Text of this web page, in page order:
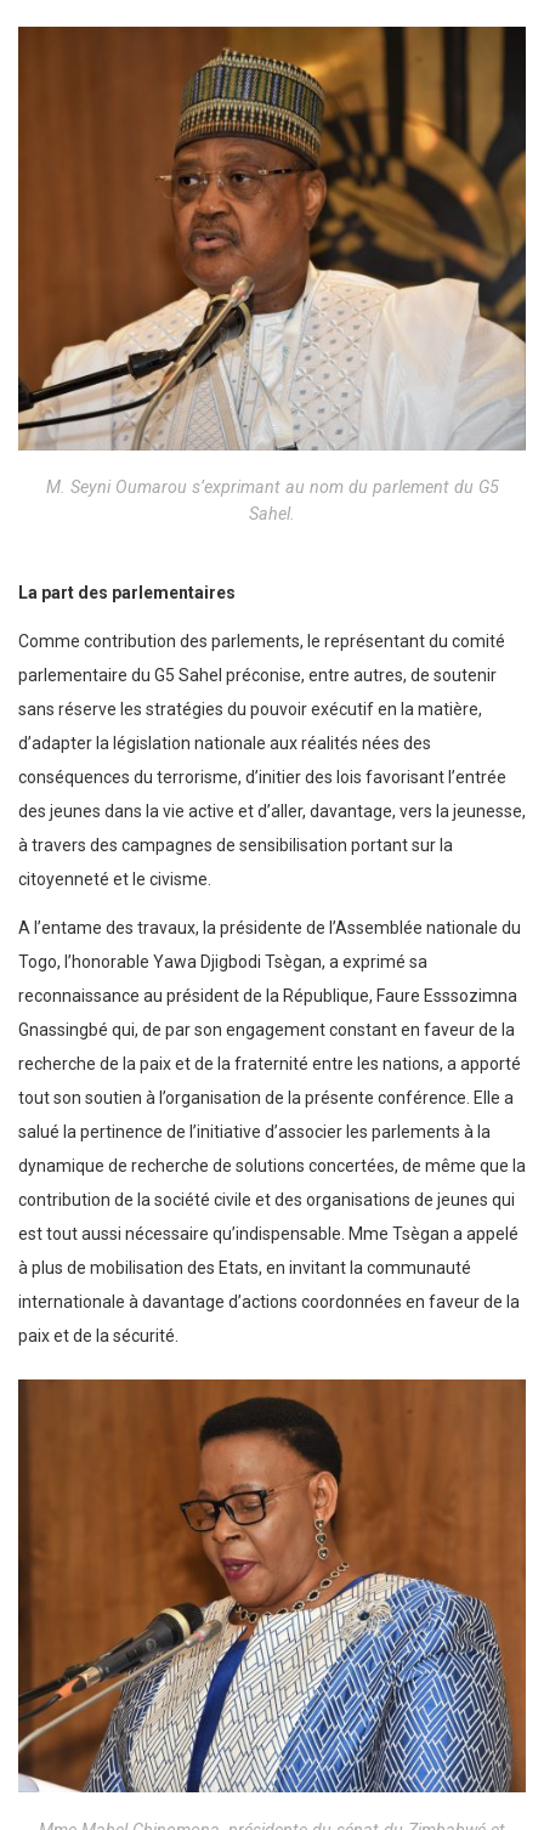
M. Seyni Oumarou s’exprimant au nom du parlement du G5
Sahel.
La part des parlementaires
Comme contribution des parlements, le représentant du comité
parlementaire du G5 Sahel préconise, entre autres, de soutenir
sans réserve les stratégies du pouvoir exécutif en la matière,
d’adapter la législation nationale aux réalités nées des
conséquences du terrorisme, d’initier des lois favorisant l’entrée
des jeunes dans la vie active et d’aller, davantage, vers la jeunesse,
à travers des campagnes de sensibilisation portant sur la
citoyenneté et le civisme.
A l’entame des travaux, la présidente de l’Assemblée nationale du
Togo, l’honorable Yawa Djigbodi Tsègan, a exprimé sa
reconnaissance au président de la République, Faure Esssozimna
Gnassingbé qui, de par son engagement constant en faveur de la
recherche de la paix et de la fraternité entre les nations, a apporté
tout son soutien à l’organisation de la présente conférence. Elle a
salué la pertinence de l’initiative d’associer les parlements à la
dynamique de recherche de solutions concertées, de même que la
contribution de la société civile et des organisations de jeunes qui
est tout aussi nécessaire qu’indispensable. Mme Tsègan a appelé
à plus de mobilisation des Etats, en invitant la communauté
internationale à davantage d’actions coordonnées en faveur de la
paix et de la sécurité.